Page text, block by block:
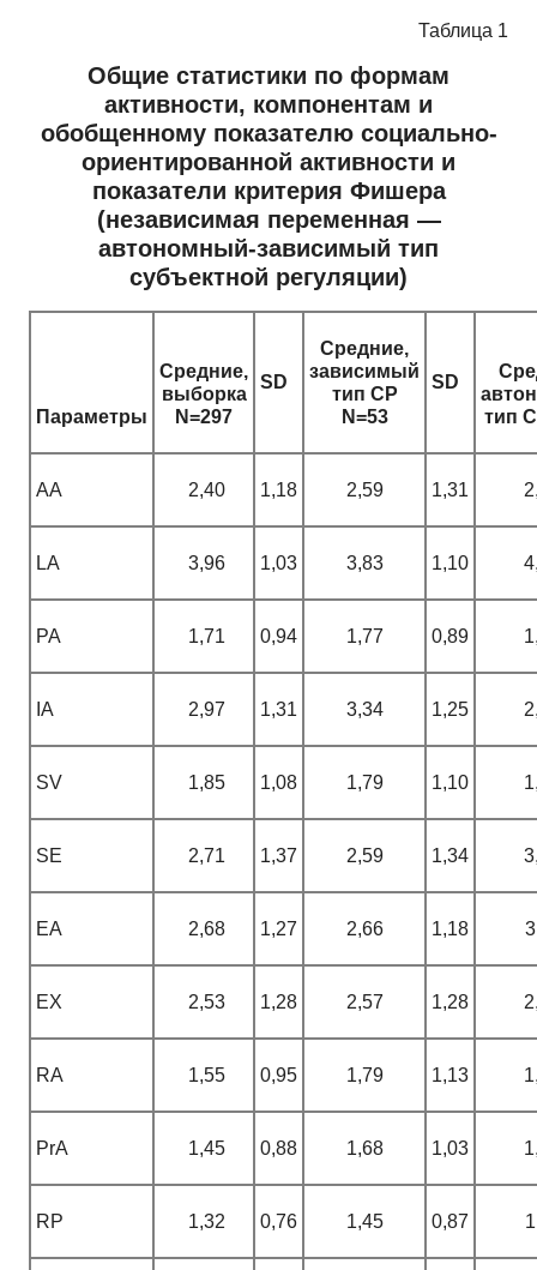
Таблица 1
Общие статистики по формам
активности, компонентам и
обобщенному показателю социально-
ориентированной активности и
показатели критерия Фишера
(независимая переменная —
автономный-зависимый тип
субъектной регуляции)
Параметры
Средние,
выборка
N=297
SD
Средние,
зависимый
тип СР
N=53
SD
тип
AA 2,40 1,18 2,59 1,31
LA 3,96 1,03 3,83 1,10
PA 1,71 0,94 1,77 0,89
IA 2,97 1,31 3,34 1,25
SV 1,85 1,08 1,79 1,10
SE 2,71 1,37 2,59 1,34
EA 2,68 1,27 2,66 1,18
EX 2,53 1,28 2,57 1,28
RA 1,55 0,95 1,79 1,13
PrA 1,45 0,88 1,68 1,03
RP 1,32 0,76 1,45 0,87